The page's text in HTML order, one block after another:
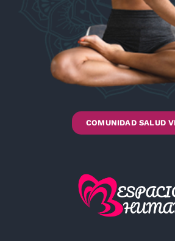
COMUNIDAD SALUD